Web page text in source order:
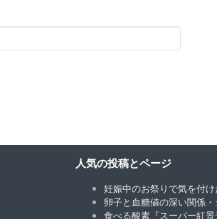
人気の投稿とページ
妊娠中のお祭りで気を付け
卵子と血糖値の深い関係
食べる酸素『スーパー紅景